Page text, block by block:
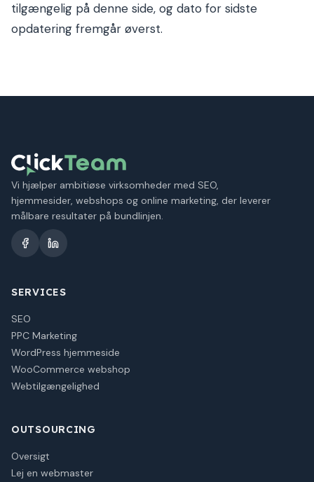
tilgængelig på denne side, og dato for sidste
opdatering fremgår øverst.
Vi hjælper ambitiøse virksomheder med SEO,
hjemmesider, webshops og online marketing, der leverer
målbare resultater på bundlinjen.
SERVICES
SEO
PPC Marketing
WordPress hjemmeside
WooCommerce webshop
Webtilgængelighed
OUTSOURCING
Oversigt
Lej en webmaster